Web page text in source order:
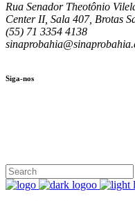
Rua Senador Theotônio
Center II, Sala 407, Brotas
(55) 71 3354 4138
Siga-nos